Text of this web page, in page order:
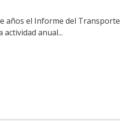
años el Informe del Transporte
anual...